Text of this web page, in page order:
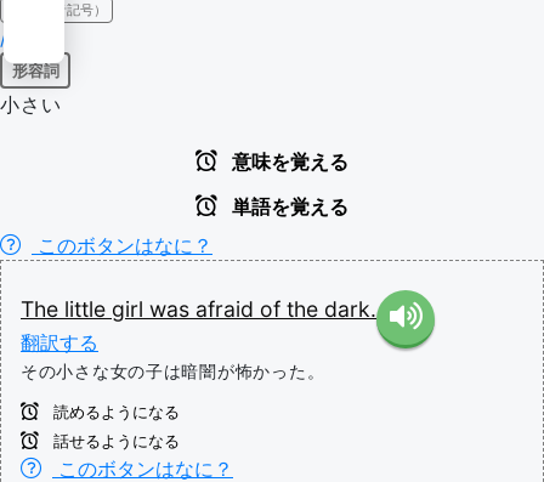
IPA（発音記号）
/ˈlɪtəl/
形容詞
小さい
意味を覚える
単語を覚える
このボタンはなに？
The little girl was afraid of the dark.
翻訳する
その小さな女の子は暗闇が怖かった。
読めるようになる
話せるようになる
このボタンはなに？